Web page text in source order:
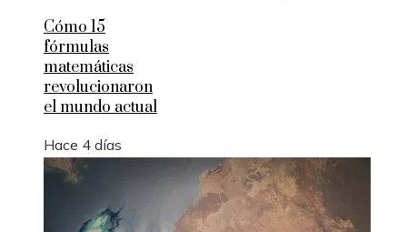
Cómo 15
fórmulas
matemáticas
revolucionaron
el mundo actual
Hace 4 días